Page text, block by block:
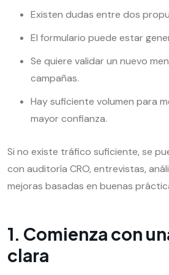
Existen dudas entre dos
El formulario puede estar
Se quiere validar un nuevo
campañas.
Hay suficiente volumen para
mayor confianza.
Si no existe tráfico suficiente, se
con auditoría CRO, entrevistas,
mejoras basadas en buenas
1. Comienza con
clara